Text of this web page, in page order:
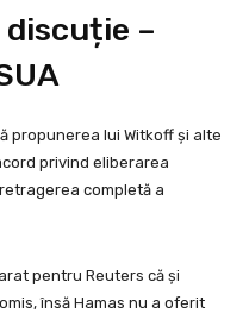
–
propunerea lui Witkoff și alte
privind eliberarea
completă a
pentru Reuters că și
însă Hamas nu a oferit